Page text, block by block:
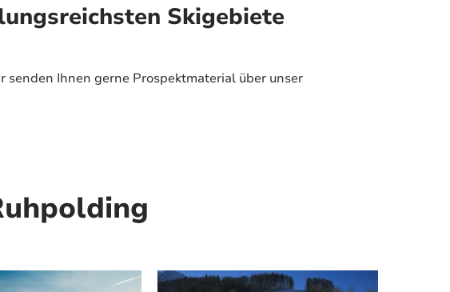
Skigebiete
senden Ihnen gerne Prospektmaterial über unser
Mehr erfahren